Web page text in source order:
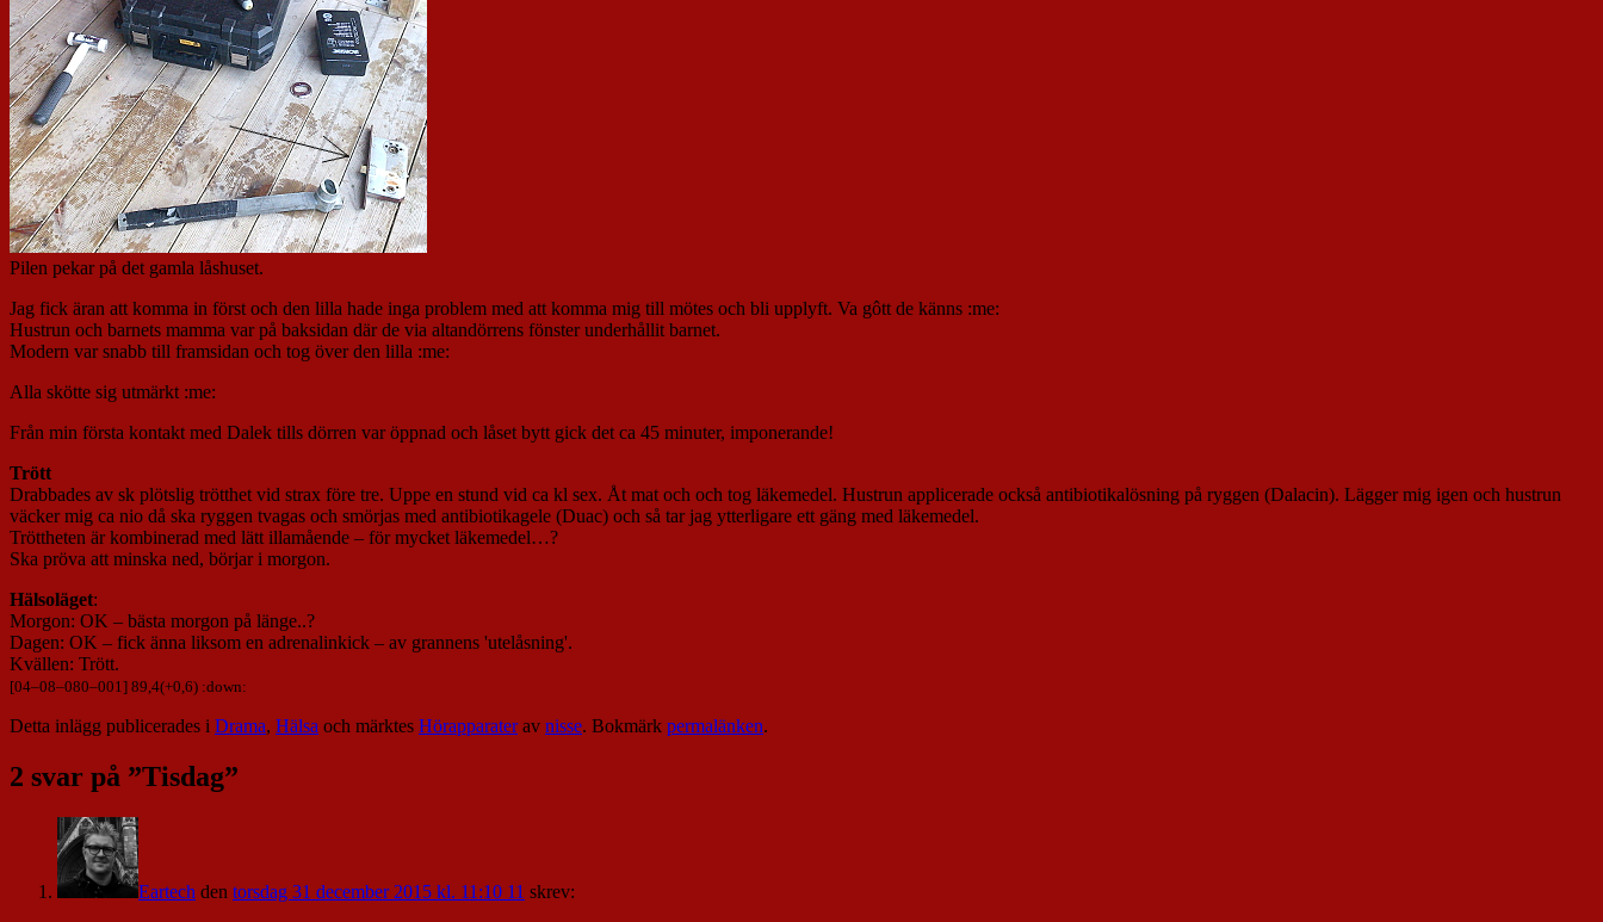
Pilen pekar på det gamla låshuset.
Jag fick äran att komma in först och den lilla hade inga problem med att komma mig till mötes och bli upplyft. Va gôtt de känns :me:
Hustrun och barnets mamma var på baksidan där de via altandörrens fönster underhållit barnet.
Modern var snabb till framsidan och tog över den lilla :me:
Alla skötte sig utmärkt :me:
Från min första kontakt med Dalek tills dörren var öppnad och låset bytt gick det ca 45 minuter, imponerande!
Trött
Drabbades av sk plötslig trötthet vid strax före tre. Uppe en stund vid ca kl sex. Åt mat och och tog läkemedel. Hustrun applicerade också antibiotikalösning på ryggen (Dalacin). Lägger mig igen och hustrun
väcker mig ca nio då ska ryggen tvagas och smörjas med antibiotikagele (Duac) och så tar jag ytterligare ett gäng med läkemedel.
Tröttheten är kombinerad med lätt illamående – för mycket läkemedel…?
Ska pröva att minska ned, börjar i morgon.
Hälsoläget:
Morgon: OK – bästa morgon på länge..?
Dagen: OK – fick änna liksom en adrenalinkick – av grannens 'utelåsning'.
Kvällen: Trött.
[04–08–080–001] 89,4(+0,6) :down:
Detta inlägg publicerades i Drama, Hälsa och märktes Hörapparaterav nisse. Bokmärk permalänken.
2 svar på ”Tisdag”
Eartech den torsdag 31 december 2015 kl. 11:10 11 skrev: